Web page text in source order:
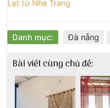
Lạt từ Nha Trang
Danh mục: Đà nẵng
Bài viết cùng chủ đề: